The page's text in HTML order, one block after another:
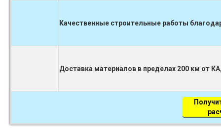
Качественные строительные работы
Доставка материалов в пределах 200 км от